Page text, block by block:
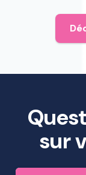
sur